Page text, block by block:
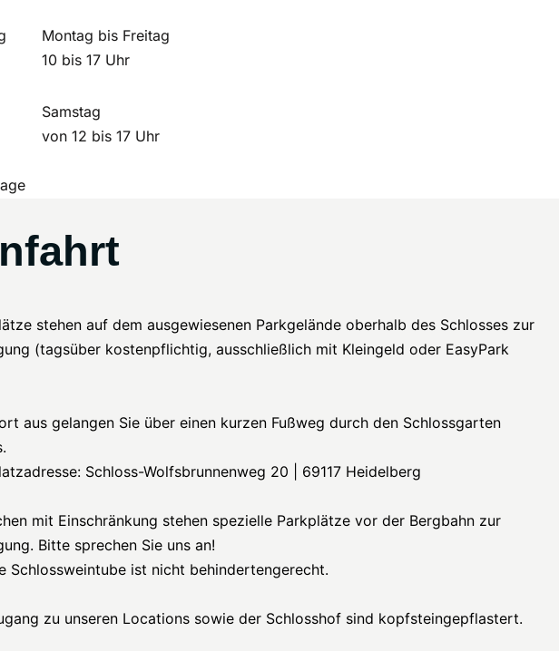
Montag bis Freitag
10 bis 17 Uhr
Samstag
von 12 bis 17 Uhr
stehen auf dem ausgewiesenen Parkgelände oberhalb des Schlosses zur
(tagsüber kostenpflichtig, ausschließlich mit Kleingeld oder EasyPark
aus gelangen Sie über einen kurzen Fußweg durch den Schlossgarten
Schloss-Wolfsbrunnenweg 20 | 69117 Heidelberg
mit Einschränkung stehen spezielle Parkplätze vor der Bergbahn zur
Bitte sprechen Sie uns an!
Schlossweintube ist nicht behindertengerecht.
zu unseren Locations sowie der Schlosshof sind kopfsteingepflastert.